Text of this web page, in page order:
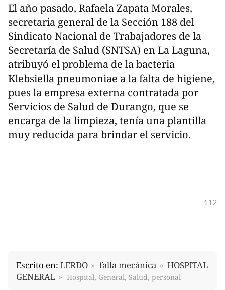
El año pasado, Rafaela Zapata Morales,
secretaria general de la Sección 188 del
Sindicato Nacional de Trabajadores de la
Secretaría de Salud (SNTSA) en La Laguna,
atribuyó el problema de la bacteria
Klebsiella pneumoniae a la falta de higiene,
pues la empresa externa contratada por
Servicios de Salud de Durango, que se
encarga de la limpieza, tenía una plantilla
muy reducida para brindar el servicio.
112
Escrito en: LERDO falla mecánica
HOSPITAL
GENERAL
Hospital, General, Salud, personal